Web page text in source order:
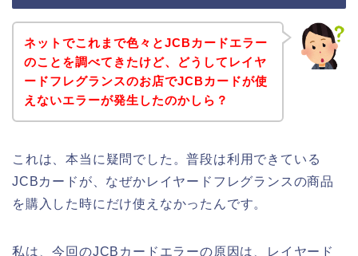
ネットでこれまで色々とJCBカードエラー
のことを調べてきたけど、どうしてレイヤ
ードフレグランスのお店でJCBカードが使
えないエラーが発生したのかしら？
これは、本当に疑問でした。普段は利用できている
JCBカードが、なぜかレイヤードフレグランスの商品
を購入した時にだけ使えなかったんです。
私は、今回のJCBカードエラーの原因は、レイヤード